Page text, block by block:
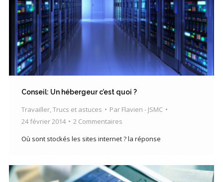
Conseil: Un hébergeur c’est quoi ?
Travailler,Trucs et astuces Par Flavien - JSMC
24 février 2014
2 Commentaires
Où sont stockés les sites internet ? la réponse